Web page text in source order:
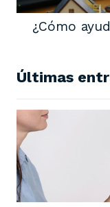
¿Cómo
Últimas